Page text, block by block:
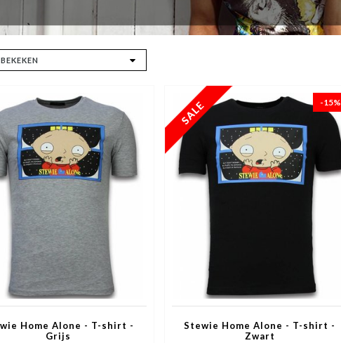
Home Alone - T-shirt -
Grijs
-15%
Stewie Home Alone - T-shirt -
Zwart